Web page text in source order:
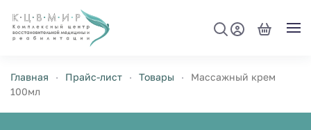
Перейти к содержимому
Главная Прайс-лист Товары
Массажный крем
100мл